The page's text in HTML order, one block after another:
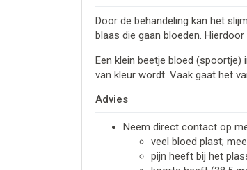
Door de behandeling kan het
blaas die gaan bloeden.
Een klein beetje bloed
van kleur wordt. Vaak gaat het
Advies
Neem direct contact op
veel bloed plast;
pijn heeft bij het